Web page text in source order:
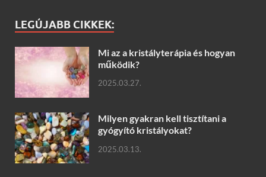
LEGÚJABB CIKKEK:
Mi az a kristályterápia és hogyan
működik?
2025.03.27.
Milyen gyakran kell tisztítani a
gyógyító kristályokat?
2025.03.13.